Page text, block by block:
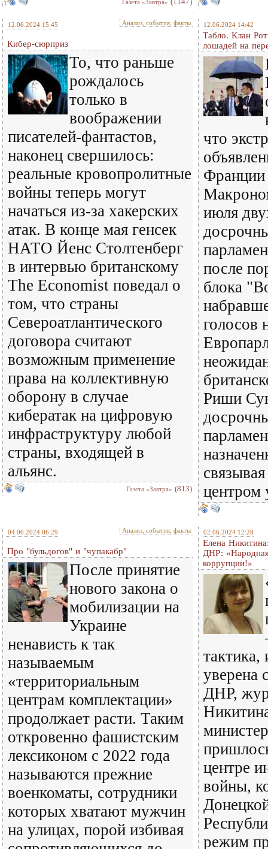
1 Газета «Завтра»
12.06.2024 15:45 Анализ, события, факты
Кибер-сюрприз
То, что раньше
рождалось
только в
воображении
писателей-фантастов,
наконец свершилось:
реальные кровопролитные
войны теперь могут
начаться из-за хакерских
атак. В конце мая генсек
НАТО Йенс Столтенберг
в интервью британскому
The Economist поведал о
том, что страны
Североатлантического
договора считают
возможным применение
права на коллективную
оборону в случае
кибератак на цифровую
инфраструктуру любой
страны, входящей в
альянс.
Газета «Завтра» (813)
12.06.2024 14:42
Табло. Клан
лошадей на
что
июля
после
блока
голосов
Риши
центром
04.06.2024 06:29 Анализ, события, факты
Про "бульдогов" и "чупакабр"
После принятие
нового закона о
мобилизации на
Украине
ненависть к так
называемым
«территориальным
центрам комплектации»
продолжает расти. Таким
откровенно фашистским
лексиконом с 2022 года
называются прежние
военкоматы, сотрудники
которых хватают мужчин
на улицах, порой избивая
02.06.2024 12:28
Елена
ДНР: «Народная
коррупции!»
тактика,
уверена
ДНР,
центре
войны,
режим